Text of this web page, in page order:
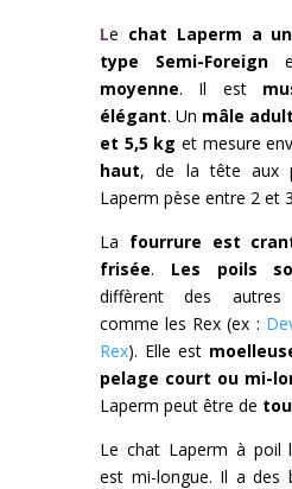
Le chat Laperm a
type Semi-Foreign
moyenne. Il est
élégant. Un mâle
et 5,5 kg et mesure
haut, de la tête aux
Laperm pèse entre 2 et
La fourrure est
frisée. Les poils
diffèrent des autres
comme les Rex (ex :
Rex). Elle est
pelage court ou mi-
Laperm peut être de
Le chat Laperm à poil
est mi-longue. Il a des